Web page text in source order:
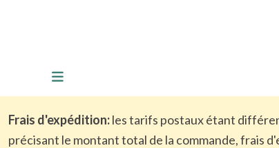
Frais d'expédition:les tarifs postaux étant
précisant le montant total de la commande, frais